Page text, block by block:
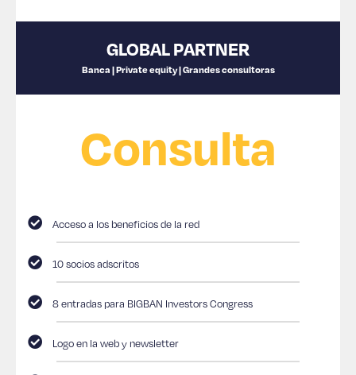
GLOBAL PARTNER
Banca | Private equity | Grandes consultoras
Consulta
Acceso a los beneficios de la red
10 socios adscritos
8 entradas para BIGBAN Investors Congress
Logo en la web y newsletter